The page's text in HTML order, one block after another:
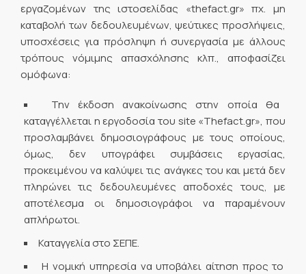
εργαζομένων της ιστοσελίδας «thefact.gr» πχ. μη
καταβολή των δεδουλευμένων, ψεύτικες προσλήψεις,
υποσχέσεις για πρόσληψη ή συνεργασία με άλλους
τρόπους νόμιμης απασχόλησης κλπ., αποφασίζει
ομόφωνα:
Την έκδοση ανακοίνωσης στην οποία θα
καταγγέλλεται η εργοδοσία του site «Thefact.gr», που
προσλαμβάνει δημοσιογράφους με τους οποίους,
όμως, δεν υπογράφει συμβάσεις εργασίας,
προκειμένου να καλύψει τις ανάγκες του και μετά δεν
πληρώνει τις δεδουλευμένες αποδοχές τους, με
αποτέλεσμα οι δημοσιογράφοι να παραμένουν
απλήρωτοι.
Καταγγελία στο ΣΕΠΕ.
Η νομική υπηρεσία να υποβάλει αίτηση προς το